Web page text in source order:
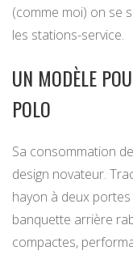
(comme moi) on se
les stations-service.
UN MODÈLE
POLO
Sa consommation
design novateur.
hayon à deux
banquette arrière
compactes,